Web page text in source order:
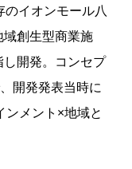
のイオンモール八
創生型商業施
開発。コンセプ
開発発表当時に
メント×地域と